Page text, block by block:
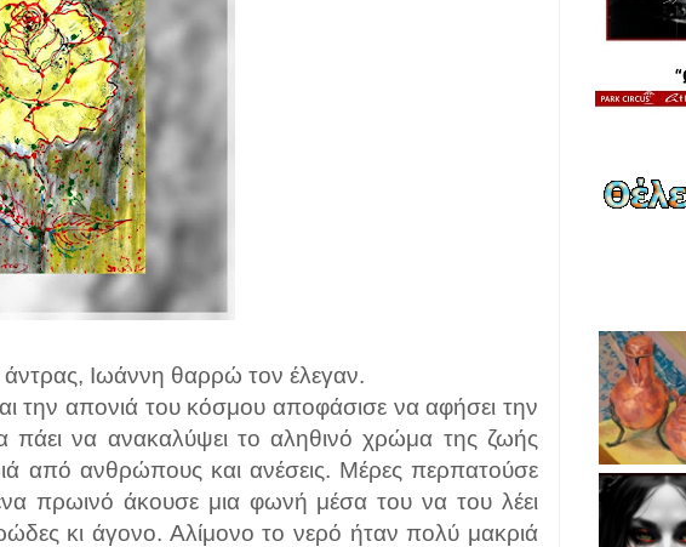
άντρας, Ιωάννη θαρρώ τον έλεγαν.
την απονιά του κόσμου αποφάσισε να αφήσει την
πάει να ανακαλύψει το αληθινό χρώμα της ζωής
από ανθρώπους και ανέσεις. Μέρες περπατούσε
πρωινό άκουσε μια φωνή μέσα του να του λέει
κι άγονο. Αλίμονο το νερό ήταν πολύ μακριά